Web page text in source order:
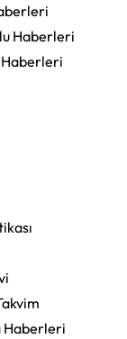
Haberleri
Haberleri